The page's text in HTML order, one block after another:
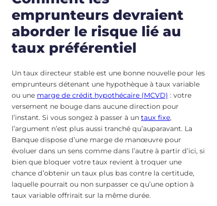
emprunteurs devraient
aborder le risque lié au
taux préférentiel
Un taux directeur stable est une bonne nouvelle pour les
emprunteurs détenant une hypothèque à taux variable
ou une marge de crédit hypothécaire (MCVD) : votre
versement ne bouge dans aucune direction pour
l’instant. Si vous songez à passer à un taux fixe,
l’argument n’est plus aussi tranché qu’auparavant. La
Banque dispose d’une marge de manœuvre pour
évoluer dans un sens comme dans l’autre à partir d’ici, si
bien que bloquer votre taux revient à troquer une
chance d’obtenir un taux plus bas contre la certitude,
laquelle pourrait ou non surpasser ce qu’une option à
taux variable offrirait sur la même durée.